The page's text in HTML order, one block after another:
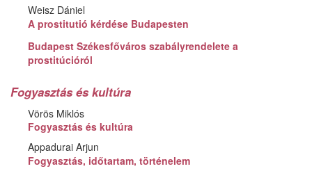
Weisz Dániel
A prostitutió kérdése Budapesten
Budapest Székesfőváros szabályrendelete a
prostitúcióról
Fogyasztás és kultúra
Vörös Miklós
Fogyasztás és kultúra
Appadurai Arjun
Fogyasztás, időtartam, történelem